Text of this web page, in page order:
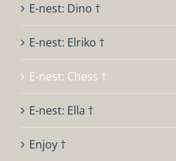
E-nest: Dino †
E-nest: Elriko †
E-nest: Chess †
E-nest: Ella †
Enjoy †